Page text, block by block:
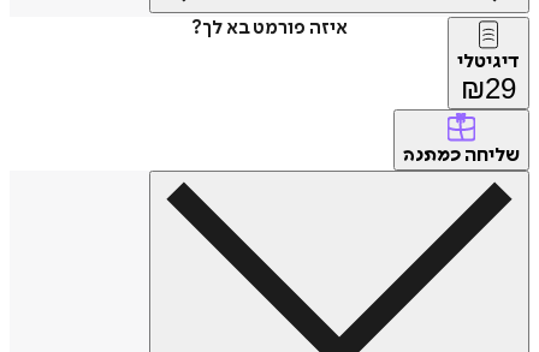
איזה פורמט בא לך?
דיגיטלי
₪29
שליחה כמתנה